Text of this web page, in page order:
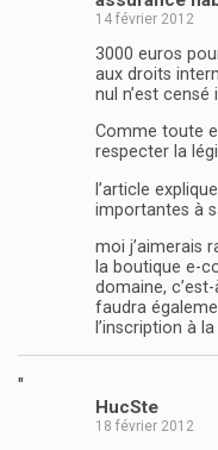
14 février 2012
3000 euros
aux droits
nul n’est
Comme toute
respecter la
l’article
importantes à
moi j’aimerais
la boutique e-
domaine,
faudra
l’inscription à la
"
HucSte
18 février 2012